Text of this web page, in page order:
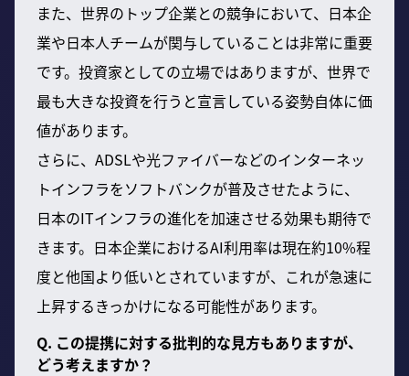
また、世界のトップ企業との競争において、日本企
業や日本人チームが関与していることは非常に重要
です。投資家としての立場ではありますが、世界で
最も大きな投資を行うと宣言している姿勢自体に価
値があります。
さらに、ADSLや光ファイバーなどのインターネッ
トインフラをソフトバンクが普及させたように、
日本のITインフラの進化を加速させる効果も期待で
きます。日本企業におけるAI利用率は現在約10%程
度と他国より低いとされていますが、これが急速に
上昇するきっかけになる可能性があります。
Q. この提携に対する批判的な見方もありますが、
どう考えますか？